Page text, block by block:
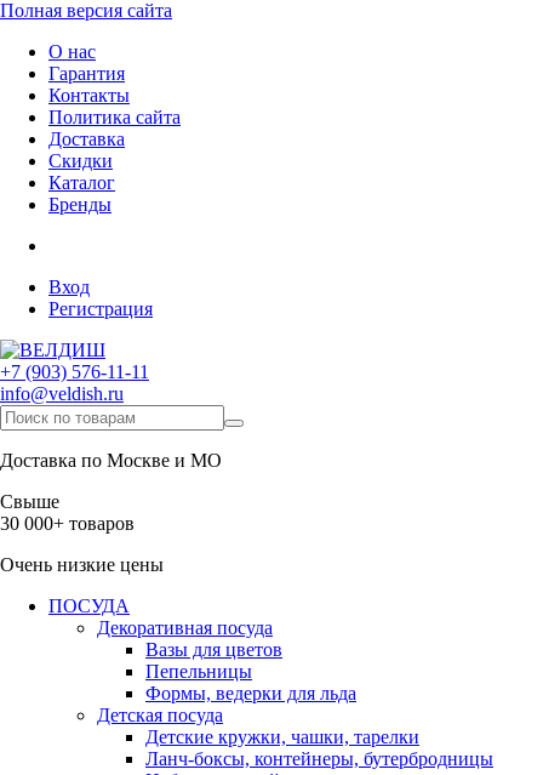
Полная версия сайта
О нас
Гарантия
Контакты
Политика сайта
Доставка
Скидки
Каталог
Бренды
Вход
Регистрация
+7 (903) 576-11-11
info@veldish.ru
Доставка по Москве и МО
Свыше
30 000+ товаров
Очень низкие цены
ПОСУДА
Декоративная посуда
Вазы для цветов
Пепельницы
Формы, ведерки для льда
Детская посуда
Детские кружки, чашки, тарелки
Ланч-боксы, контейнеры, бутербродницы